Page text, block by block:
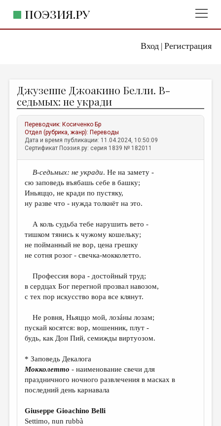
Вход| Регистрация
ПОЭЗИЯ.РУ
ЖАНРЫ
АВТОРЫ
КОММЕНТАРИИ
ЛИТСАЛОН
ПРАВИЛА САЙТА
ОТДЕЛЫ И РУБРИКИ
ДАЙДЖЕСТ
ПРОИЗВЕДЕНИЯ
КОНКУРСЫ
КНИЖНАЯ ПОЛКА
ОБЗОР ЛИТЕРАТУРЫ
СТРАНИЦЫ ПАМЯТИ
ОБЪЯВЛЕНИЯ
КОЛОНКА РЕДАКТОРА
РЕДКОЛЛЕГИЯ
Джузеппе Джоакино Белли. В-
седьмых: не укради
Переводчик: Косиченко Бр
Отдел (рубрика, жанр): Переводы
Дата и время публикации: 11.04.2024, 10:50:09
Сертификат Поэзия.ру: серия 1839 № 182011
В-седьмых: не укради. Не на замету -
сю заповедь въябашь себе в башку;
Иньяццо, не кради по пустяку,
ну разве что - нужда толкнёт на это.
А коль судьба тебе нарушить вето -
тишком тянись к чужому кошельку;
не пойманный не вор, цена грешку
не сотня розог - свечка-мокколетто.
Профессия вора - достойный труд;
в сердцах Бог перегной прозвал навозом,
с тех пор искусство вора все клянут.
Не ровня, Ньяццо мой, лозáны лозам;
пускай косятся: вор, мошенник, плут -
будь, как Дон Пий, семижды виртуозом.
* Заповедь Декалога
Мокколетто - наименование свечи для
праздничного ночного развлечения в масках в
последний день карнавала
Giuseppe Gioachino Belli
Settimo, nun rubbà